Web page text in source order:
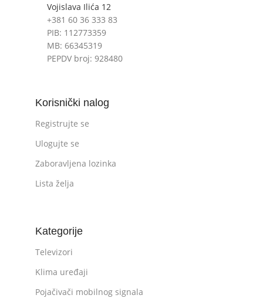
Vojislava Ilića 12
+381 60 36 333 83
PIB: 112773359
MB: 66345319
PEPDV broj: 928480
Korisnički nalog
Registrujte se
Ulogujte se
Zaboravljena lozinka
Lista želja
Kategorije
Televizori
Klima uređaji
Pojačivači mobilnog signala